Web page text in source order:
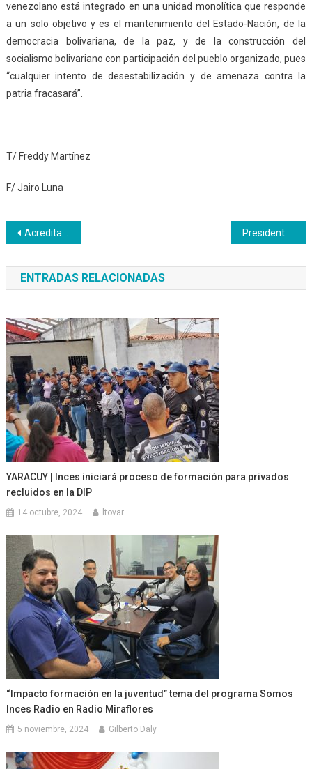
venezolano está integrado en una unidad monolítica que responde
a un solo objetivo y es el mantenimiento del Estado-Nación, de la
democracia bolivariana, de la paz, y de la construcción del
socialismo bolivariano con participación del pueblo organizado, pues
“cualquier intento de desestabilización y de amenaza contra la
patria fracasará”.
T/ Freddy Martínez
F/ Jairo Luna
Navegación
de
entradas
Acreditados 50 técnicos en Refrigerantes Naturales Presidente Maduro: Venezuela dará otro ejemplo de la democracia de paz social y económica
ENTRADAS RELACIONADAS
YARACUY | Inces iniciará proceso de formación para privados
recluidos en la DIP
14 octubre, 2024 ltovar
“Impacto formación en la juventud” tema del programa Somos
Inces Radio en Radio Miraflores
5 noviembre, 2024 Gilberto Daly